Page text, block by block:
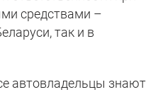
средствами –
так и в
автовладельцы знают